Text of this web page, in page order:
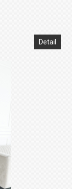
Detail